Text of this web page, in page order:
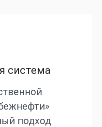
система
подход